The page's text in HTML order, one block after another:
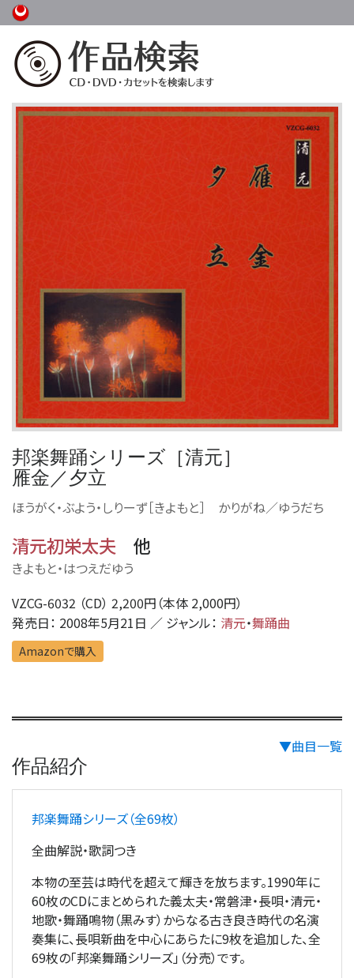
邦楽舞踊シリーズ［清元］
雁金／夕立
ほうがく・ぶよう・しりーず［きよもと］ かりがね／ゆうだち
清元初栄太夫 他
きよもと・はつえだゆう
VZCG-6032 （CD） 2,200円（本体 2,000円）
発売日： 2008年5月21日 ／ ジャンル： 清元・舞踊曲
Amazonで購入
▼曲目一覧
作品紹介
邦楽舞踊シリーズ（全69枚）
全曲解説・歌詞つき
本物の至芸は時代を超えて輝きを放ちます。1990年に
60枚のCDにまとめられた義太夫・常磐津・長唄・清元・
地歌・舞踊鳴物（黒みす）からなる古き良き時代の名演
奏集に、長唄新曲を中心にあらたに9枚を追加した、全
69枚の「邦楽舞踊シリーズ」（分売）です。